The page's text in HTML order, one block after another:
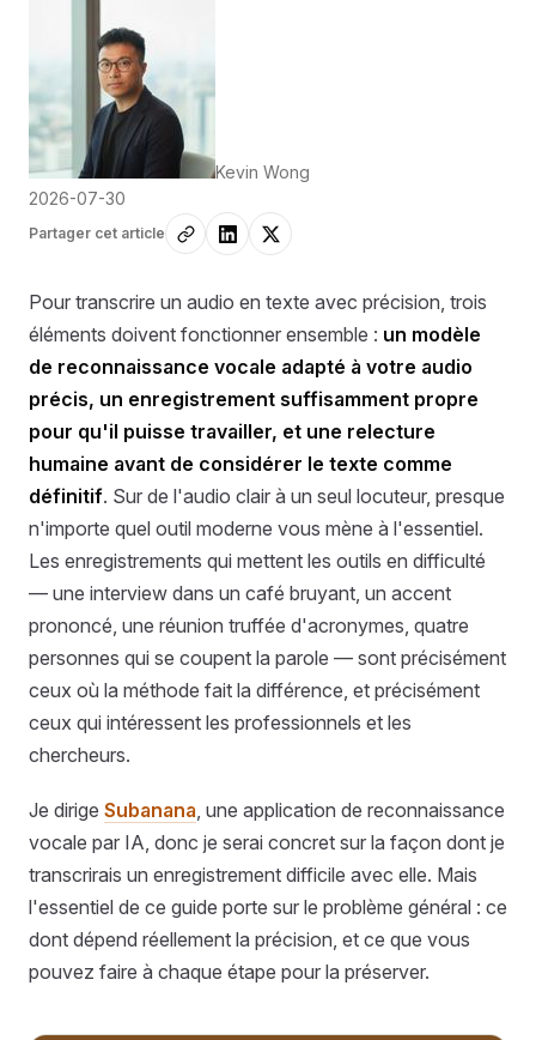
Kevin Wong
2026-07-30
Partager cet article
Pour transcrire un audio en texte avec précision, trois
éléments doivent fonctionner ensemble : un modèle
de reconnaissance vocale adapté à votre audio
précis, un enregistrement suffisamment propre
pour qu'il puisse travailler, et une relecture
humaine avant de considérer le texte comme
définitif. Sur de l'audio clair à un seul locuteur, presque
n'importe quel outil moderne vous mène à l'essentiel.
Les enregistrements qui mettent les outils en difficulté
— une interview dans un café bruyant, un accent
prononcé, une réunion truffée d'acronymes, quatre
personnes qui se coupent la parole — sont précisément
ceux où la méthode fait la différence, et précisément
ceux qui intéressent les professionnels et les
chercheurs.
Je dirige Subanana , une application de reconnaissance
vocale par IA, donc je serai concret sur la façon dont je
transcrirais un enregistrement difficile avec elle. Mais
l'essentiel de ce guide porte sur le problème général : ce
dont dépend réellement la précision, et ce que vous
pouvez faire à chaque étape pour la préserver.